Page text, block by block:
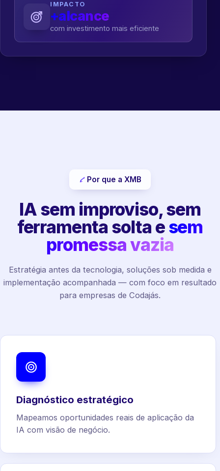
IMPACTO
+alcance
com investimento mais eficiente
Por que a XMB
IA sem improviso, sem
ferramenta solta esem
promessa vazia
Estratégia antes da tecnologia, soluções sob medida e
implementação acompanhada — com foco em resultado
para empresas de Codajás.
Diagnóstico estratégico
Mapeamos oportunidades reais de aplicação da
IA com visão de negócio.